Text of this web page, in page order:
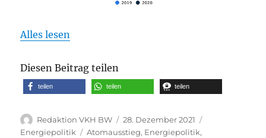
Alles lesen
Diesen Beitrag teilen
teilen teilen teilen
Autor
Redaktion VKH BW
Veröffentlicht
am
28. Dezember 2021
Energiepolitik
Schlagwörter
Atomausstieg, Energiepolitik,